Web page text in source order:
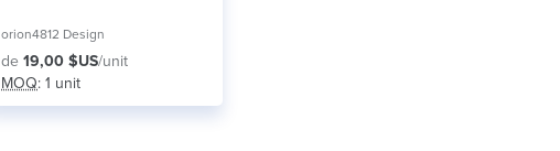
orion4812 Design
de 19,00 $US/unit
MOQ: 1 unit